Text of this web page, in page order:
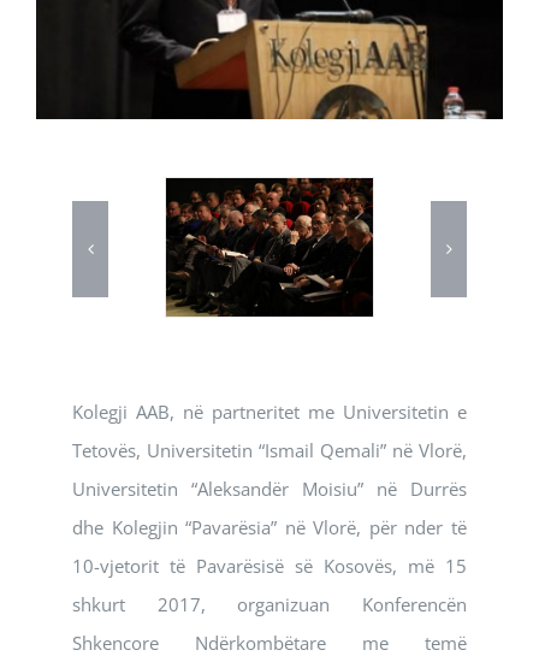
Kolegji AAB, në partneritet me Universitetin e
Tetovës, Universitetin “Ismail Qemali” në Vlorë,
Universitetin “Aleksandër Moisiu” në Durrës
dhe Kolegjin “Pavarësia” në Vlorë, për nder të
10-vjetorit të Pavarësisë së Kosovës, më 15
shkurt 2017, organizuan Konferencën
Shkencore Ndërkombëtare me temë